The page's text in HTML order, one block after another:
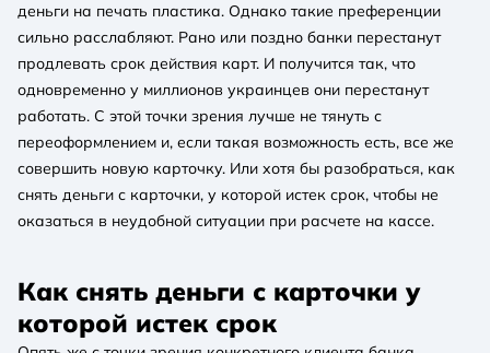
деньги на печать пластика. Однако такие преференции
сильно расслабляют. Рано или поздно банки перестанут
продлевать срок действия карт. И получится так, что
одновременно у миллионов украинцев они перестанут
работать. С этой точки зрения лучше не тянуть с
переоформлением и, если такая возможность есть, все же
совершить новую карточку. Или хотя бы разобраться, как
снять деньги с карточки, у которой истек срок, чтобы не
оказаться в неудобной ситуации при расчете на кассе.
Как снять деньги с карточки у
которой истек срок